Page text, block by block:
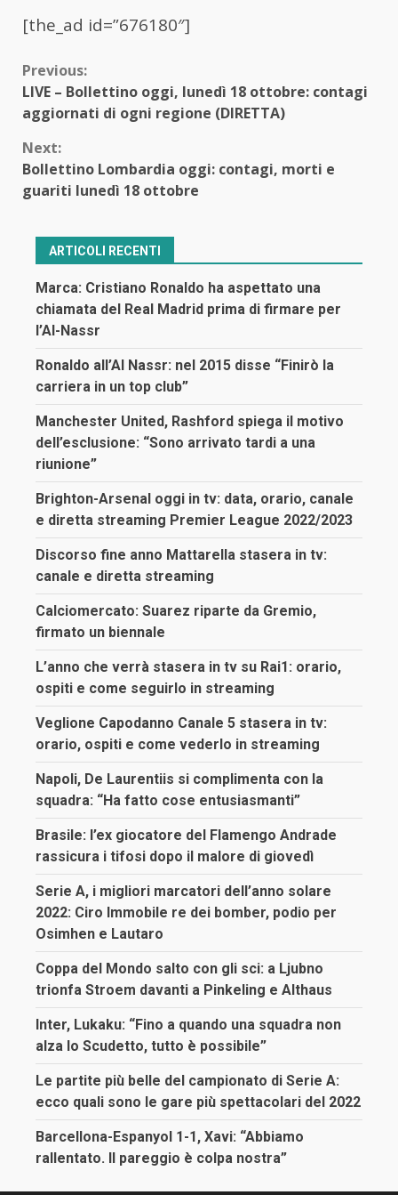
[the_ad id=”676180″]
Continue
Reading
Previous:
LIVE – Bollettino oggi, lunedì 18 ottobre: contagi
aggiornati di ogni regione (DIRETTA)
Next:
Bollettino Lombardia oggi: contagi, morti e
guariti lunedì 18 ottobre
ARTICOLI RECENTI
Marca: Cristiano Ronaldo ha aspettato una
chiamata del Real Madrid prima di firmare per
l’Al-Nassr
Ronaldo all’Al Nassr: nel 2015 disse “Finirò la
carriera in un top club”
Manchester United, Rashford spiega il motivo
dell’esclusione: “Sono arrivato tardi a una
riunione”
Brighton-Arsenal oggi in tv: data, orario, canale
e diretta streaming Premier League 2022/2023
Discorso fine anno Mattarella stasera in tv:
canale e diretta streaming
Calciomercato: Suarez riparte da Gremio,
firmato un biennale
L’anno che verrà stasera in tv su Rai1: orario,
ospiti e come seguirlo in streaming
Veglione Capodanno Canale 5 stasera in tv:
orario, ospiti e come vederlo in streaming
Napoli, De Laurentiis si complimenta con la
squadra: “Ha fatto cose entusiasmanti”
Brasile: l’ex giocatore del Flamengo Andrade
rassicura i tifosi dopo il malore di giovedì
Serie A, i migliori marcatori dell’anno solare
2022: Ciro Immobile re dei bomber, podio per
Osimhen e Lautaro
Coppa del Mondo salto con gli sci: a Ljubno
trionfa Stroem davanti a Pinkeling e Althaus
Inter, Lukaku: “Fino a quando una squadra non
alza lo Scudetto, tutto è possibile”
Le partite più belle del campionato di Serie A:
ecco quali sono le gare più spettacolari del 2022
Barcellona-Espanyol 1-1, Xavi: “Abbiamo
rallentato. Il pareggio è colpa nostra”